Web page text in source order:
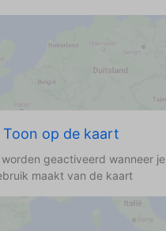
Toon op de kaart
worden geactiveerd wanneer je
maakt van de kaart